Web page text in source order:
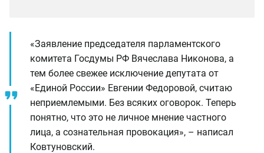
«Заявление председателя парламентского
комитета Госдумы РФ Вячеслава Никонова, а
тем более свежее исключение депутата от
«Единой России» Евгении Федоровой, считаю
неприемлемыми. Без всяких оговорок. Теперь
понятно, что это не личное мнение частного
лица, а сознательная провокация», – написал
Ковтуновский.